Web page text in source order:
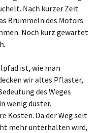
Nach kurzer Zeit
Brummeln des Motors
Noch kurz gewartet
ist, wie man
wir altes Pflaster,
des Weges
wenig düster.
Kosten. Da der Weg seit
mehr unterhalten wird,